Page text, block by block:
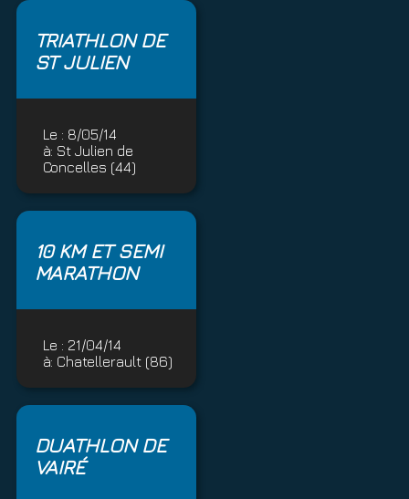
TRIATHLON DE
ST JULIEN
Le : 8/05/14
à: St Julien de
Concelles (44)
10 KM ET SEMI
MARATHON
Le : 21/04/14
à: Chatellerault (86)
DUATHLON DE
VAIRÉ